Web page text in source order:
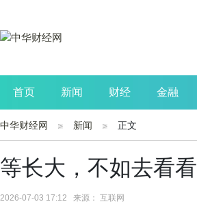
首页 新闻 财经 金融
公司 生活 读书
中华财经网 新闻 正文
等长大，不如去看看
2026-07-03 17:12 来源： 互联网